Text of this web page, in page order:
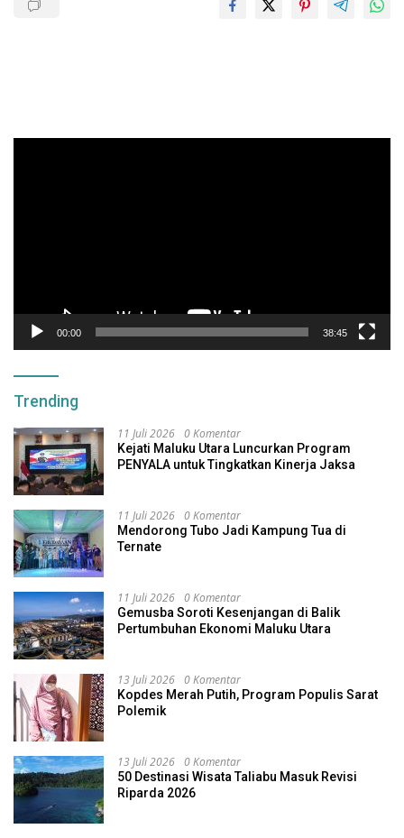
00:00 38:45
Trending
11 Juli 2026 0 Komentar
Kejati Maluku Utara Luncurkan Program
PENYALA untuk Tingkatkan Kinerja Jaksa
11 Juli 2026 0 Komentar
Mendorong Tubo Jadi Kampung Tua di
Ternate
11 Juli 2026 0 Komentar
Gemusba Soroti Kesenjangan di Balik
Pertumbuhan Ekonomi Maluku Utara
13 Juli 2026 0 Komentar
Kopdes Merah Putih, Program Populis Sarat
Polemik
13 Juli 2026 0 Komentar
50 Destinasi Wisata Taliabu Masuk Revisi
Riparda 2026